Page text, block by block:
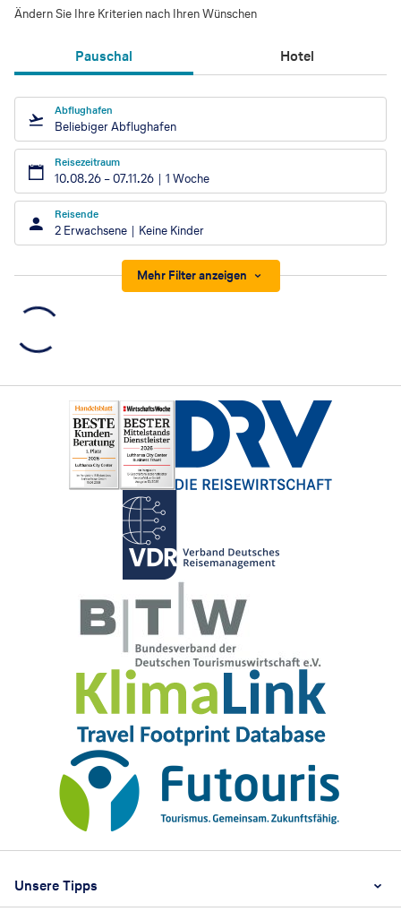
Ändern Sie Ihre Kriterien nach Ihren Wünschen
Pauschal Hotel
Abflughafen
Beliebiger Abflughafen
Reisezeitraum
10.08.26 –07.11.26 1 Woche
Reisende
2 Erwachsene Keine Kinder
Mehr Filter anzeigen
Unsere Tipps